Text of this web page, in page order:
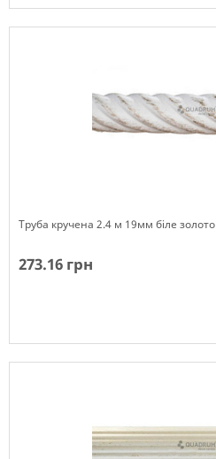
Труба кручена 2.4 м 19мм біле золото
273.16 грн